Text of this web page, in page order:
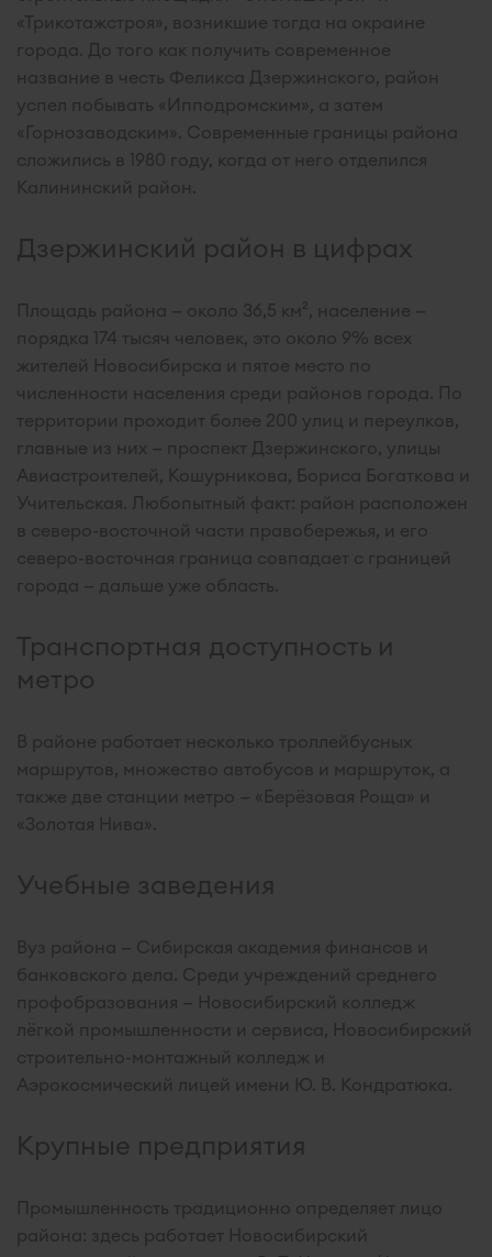
«Трикотажстроя», возникшие тогда на окраине
города. До того как получить современное
название в честь Феликса Дзержинского, район
успел побывать «Ипподромским», а затем
«Горнозаводским». Современные границы района
сложились в 1980 году, когда от него отделился
Калининский район.
Дзержинский район в цифрах
Площадь района — около 36,5 км², население —
порядка 174 тысяч человек, это около 9% всех
жителей Новосибирска и пятое место по
численности населения среди районов города. По
территории проходит более 200 улиц и переулков,
главные из них — проспект Дзержинского, улицы
Авиастроителей, Кошурникова, Бориса Богаткова и
Учительская. Любопытный факт: район расположен
в северо-восточной части правобережья, и его
северо-восточная граница совпадает с границей
города — дальше уже область.
Транспортная доступность и
метро
В районе работает несколько троллейбусных
маршрутов, множество автобусов и маршруток, а
также две станции метро — «Берёзовая Роща» и
«Золотая Нива».
Учебные заведения
Вуз района — Сибирская академия финансов и
банковского дела. Среди учреждений среднего
профобразования — Новосибирский колледж
лёгкой промышленности и сервиса, Новосибирский
строительно-монтажный колледж и
Аэрокосмический лицей имени Ю. В. Кондратюка.
Крупные предприятия
Промышленность традиционно определяет лицо
района: здесь работает Новосибирский